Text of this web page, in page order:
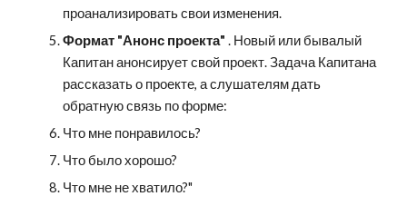
проанализировать свои изменения.
Формат "Анонс проекта" . Новый или бывалый
Капитан анонсирует свой проект. Задача Капитана
рассказать о проекте, а слушателям дать
обратную связь по форме:
Что мне понравилось?
Что было хорошо?
Что мне не хватило?"